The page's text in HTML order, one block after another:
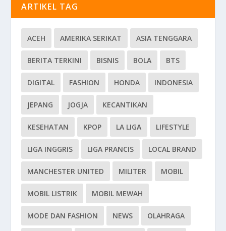
ARTIKEL TAG
ACEH AMERIKA SERIKAT ASIA TENGGARA
BERITA TERKINI BISNIS BOLA BTS
DIGITAL FASHION HONDA INDONESIA
JEPANG JOGJA KECANTIKAN
KESEHATAN KPOP LA LIGA LIFESTYLE
LIGA INGGRIS LIGA PRANCIS LOCAL BRAND
MANCHESTER UNITED MILITER MOBIL
MOBIL LISTRIK MOBIL MEWAH
MODE DAN FASHION NEWS OLAHRAGA